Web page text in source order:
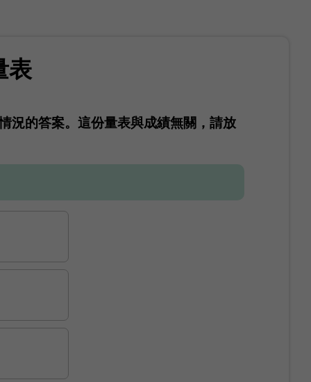
表
況的答案。這份量表與成績無關，請放